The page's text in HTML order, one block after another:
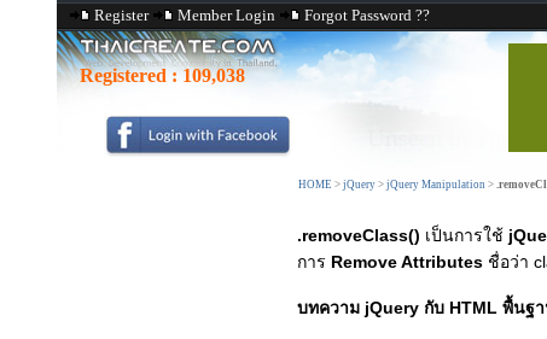
Register Member Login Forgot Password ??
Registered : 109,038
HOME > jQuery > jQuery Manipulation >
.removeClass() เป็นการใช้
การ Remove Attributes ชื่อว่า
บทความ jQuery กับ HTML พื้นฐ